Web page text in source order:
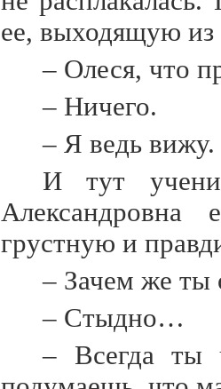
ее, выходящую из
– Олеся, что
– Ничего.
– Я ведь вижу.
И тут
грустную и
– Зачем же ты
– Стыдно…
– Всегда ты